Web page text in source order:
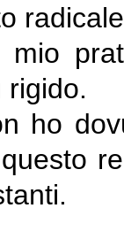
rigido.
ho